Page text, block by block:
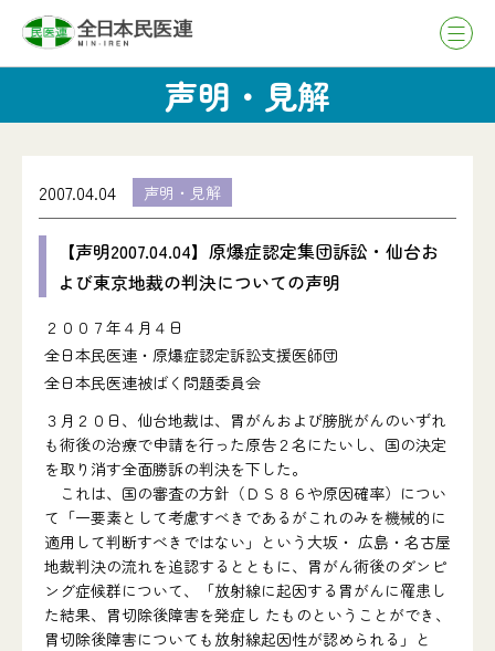
声明・見解
2007.04.04 声明・見解
【声明2007.04.04】原爆症認定集団訴訟・仙台お
よび東京地裁の判決についての声明
２００７年４月４日
全日本民医連・原爆症認定訴訟支援医師団
全日本民医連被ばく問題委員会
３月２０日、仙台地裁は、胃がんおよび膀胱がんのいずれ
も術後の治療で申請を行った原告２名にたいし、国の決定
を取り消す全面勝訴の判決を下した。
これは、国の審査の方針（ＤＳ８６や原因確率）につい
て「一要素として考慮すべきであるがこれのみを機械的に
適用して判断すべきではない」という大坂・ 広島・名古屋
地裁判決の流れを追認するとともに、胃がん術後のダンピ
ング症候群について、「放射線に起因する胃がんに罹患し
た結果、胃切除後障害を発症し たものということができ、
胃切除後障害についても放射線起因性が認められる」と